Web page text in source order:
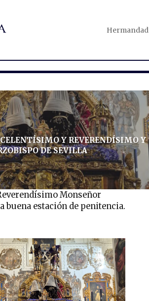
Hermandad
Y REVERENDÍSIMO Y
DE SEVILLA
Monseñor
buena estación de penitencia.